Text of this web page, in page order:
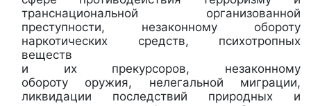
транснациональной организованной
преступности, незаконному обороту
наркотических средств, психотропных
веществ
и их прекурсоров, незаконному
обороту оружия, нелегальной миграции,
ликвидации последствий природных и